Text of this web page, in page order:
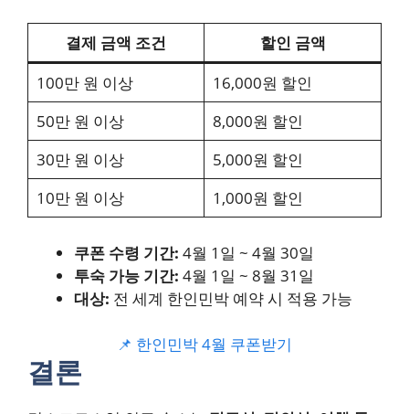
결제 금액 조건
할인 금액
100만 원 이상
16,000원 할인
50만 원 이상
8,000원 할인
30만 원 이상
5,000원 할인
10만 원 이상
1,000원 할인
쿠폰 수령 기간: 4월 1일 ~ 4월 30일
투숙 가능 기간: 4월 1일 ~ 8월 31일
대상: 전 세계 한인민박 예약 시 적용 가능
📌 한인민박 4월 쿠폰받기
결론